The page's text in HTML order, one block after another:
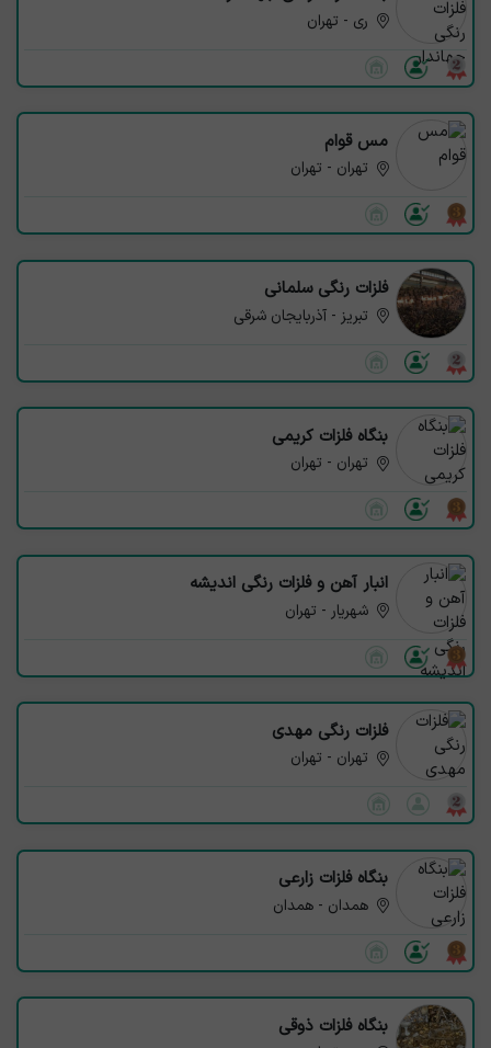
ری - تهران
مس قوام
تهران - تهران
فلزات رنگی سلمانی
تبریز - آذربایجان شرقی
بنگاه فلزات کریمی
تهران - تهران
انبار آهن و فلزات رنگی اندیشه
شهریار - تهران
فلزات رنگی مهدی
تهران - تهران
بنگاه فلزات زارعی
همدان - همدان
بنگاه فلزات ذوقی